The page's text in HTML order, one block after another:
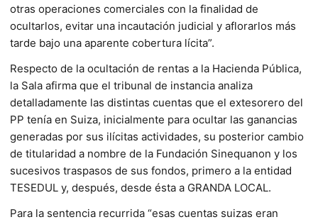
otras operaciones comerciales con la finalidad de
ocultarlos, evitar una incautación judicial y aflorarlos más
tarde bajo una aparente cobertura lícita”.
Respecto de la ocultación de rentas a la Hacienda Pública,
la Sala afirma que el tribunal de instancia analiza
detalladamente las distintas cuentas que el extesorero del
PP tenía en Suiza, inicialmente para ocultar las ganancias
generadas por sus ilícitas actividades, su posterior cambio
de titularidad a nombre de la Fundación Sinequanon y los
sucesivos traspasos de sus fondos, primero a la entidad
TESEDUL y, después, desde ésta a GRANDA LOCAL.
Para la sentencia recurrida “esas cuentas suizas eran